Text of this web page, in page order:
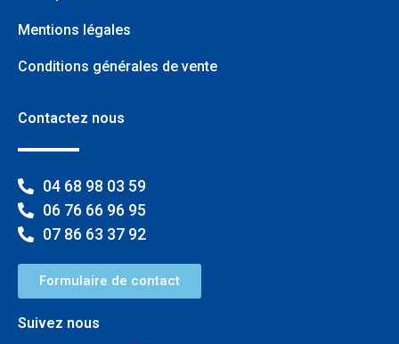
Mentions légales
Conditions générales de vente
Contactez nous
04 68 98 03 59
06 76 66 96 95
07 86 63 37 92
Formulaire de contact
Suivez nous